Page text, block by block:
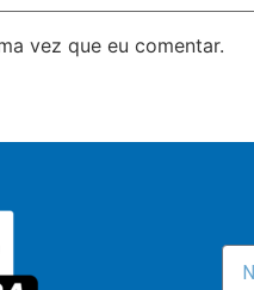
vez que eu comentar.